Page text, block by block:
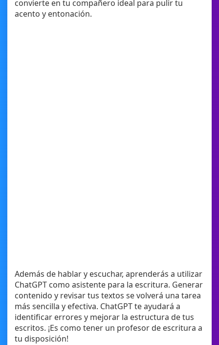
convierte en tu compañero ideal para pulir tu
acento y entonación.
Además de hablar y escuchar, aprenderás a utilizar
ChatGPT como asistente para la escritura. Generar
contenido y revisar tus textos se volverá una tarea
más sencilla y efectiva. ChatGPT te ayudará a
identificar errores y mejorar la estructura de tus
escritos. ¡Es como tener un profesor de escritura a
tu disposición!